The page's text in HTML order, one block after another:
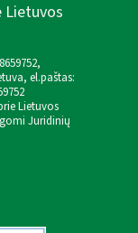
Lietuvos
el.paštas:
Lietuvos
Juridinių